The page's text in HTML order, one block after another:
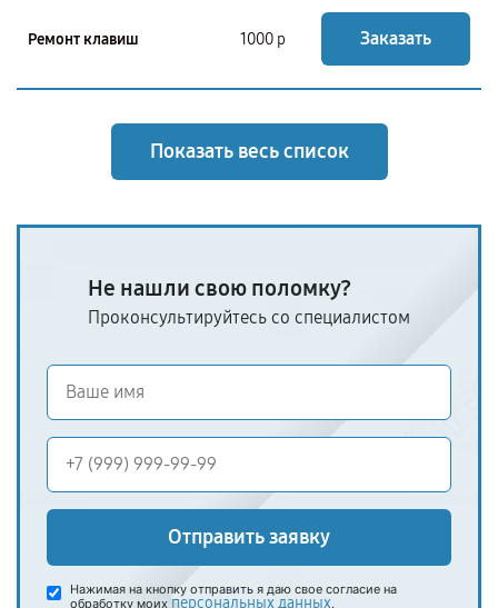
Ремонт клавиш 1000 р Заказать
Показать весь список
Не нашли свою поломку?
Проконсультируйтесь со специалистом
Отправить заявку
Нажимая на кнопку отправить я даю свое согласие на
обработку моих персональных данных.